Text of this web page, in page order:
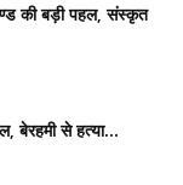
की बड़ी पहल, संस्कृत
बेरहमी से हत्या...